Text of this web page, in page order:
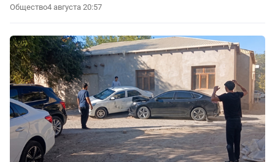
Общество4 августа 20:57